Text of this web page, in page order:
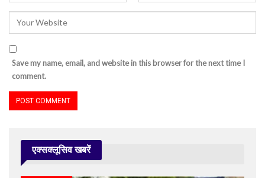
Save my name, email, and website in this browser for the next time I
comment.
एक्सक्लूसिव खबरें